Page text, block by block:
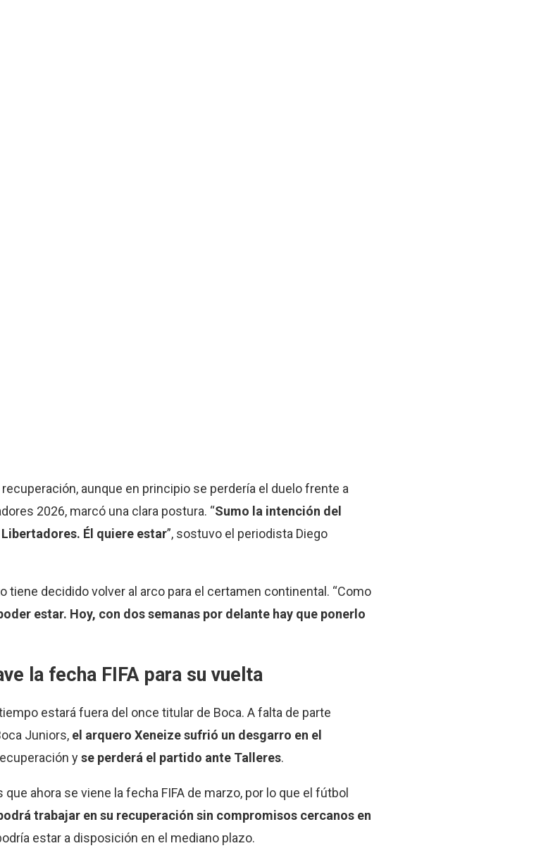
aunque en principio se perdería el duelo frente a
2026, marcó una clara postura. “Sumo la intención del
Él quiere estar”, sostuvo el periodista Diego
tiene decidido volver al arco para el certamen continental. “Como
estar. Hoy, con dos semanas por delante hay que ponerlo
la fecha FIFA para su vuelta
estará fuera del once titular de Boca. A falta de parte
Juniors, el arquero Xeneize sufrió un desgarro en el
yse perderá el partido ante Talleres.
ahora se viene la fecha FIFA de marzo, por lo que el fútbol
trabajar en su recuperación sin compromisos cercanos en
estar a disposición en el mediano plazo.